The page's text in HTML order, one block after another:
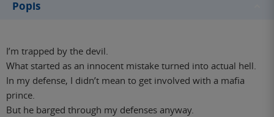
Popis
I’m trapped by the devil.
What started as an innocent mistake turned into actual hell.
In my defense, I didn’t mean to get involved with a mafia
prince.
But he barged through my defenses anyway.